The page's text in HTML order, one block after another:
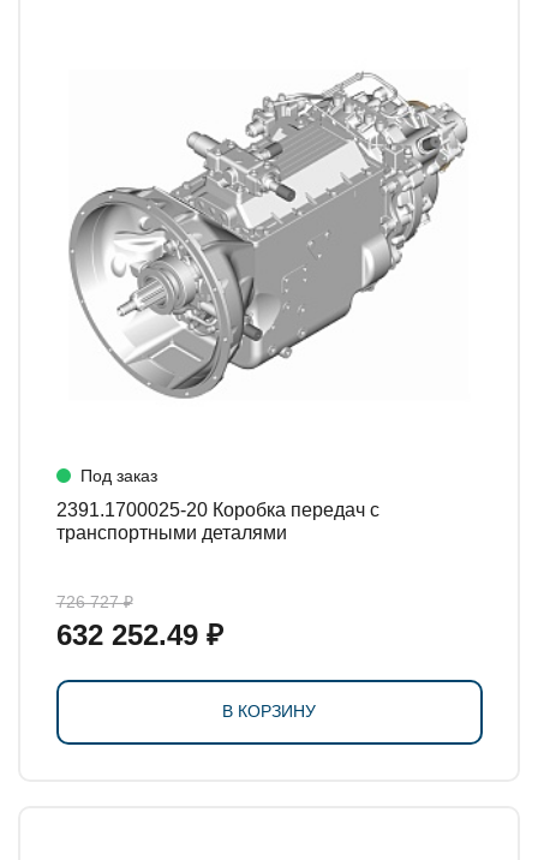
Под заказ
2391.1700025-20 Коробка передач с
транспортными деталями
726 727 ₽
632 252.49 ₽
В КОРЗИНУ